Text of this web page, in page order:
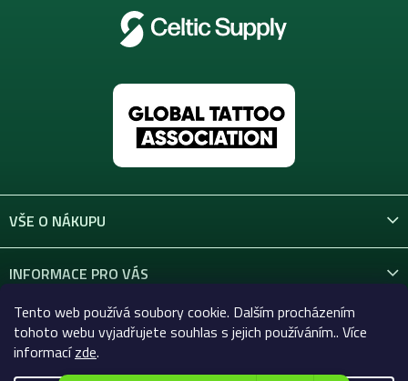
Tento web používá soubory cookie. Dalším procházením
tohoto webu vyjadřujete souhlas s jejich používáním.. Více
informacízde.
VŠE O NÁKUPU
INFORMACE PRO VÁS
KONTAKT